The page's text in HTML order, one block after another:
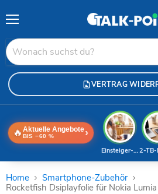
VERTRAG
🔥 Aktuelle Angebote
BIS −60 % ›
2-
Einsteiger-Handy
Home
Smartphone-Zubehör
Rocketfish Dsiplayfolie für Nokia